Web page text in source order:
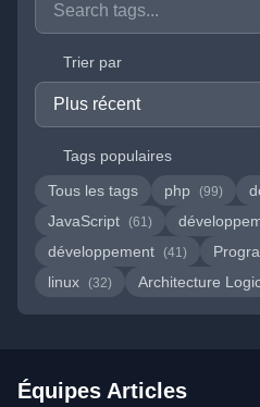
Trier par
Tags populaires
Tous les tags
php (99)
JavaScript (61)
développement (41)
linux (32) Architecture
Équipes Articles